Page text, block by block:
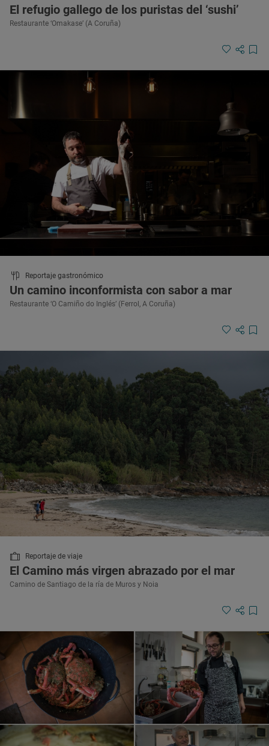
El refugio gallego de los puristas del ‘sushi’
Restaurante ‘Omakase’ (A Coruña)
Reportaje gastronómico
Un camino inconformista con sabor a mar
Restaurante ‘O Camiño do Inglés’ (Ferrol, A Coruña)
Reportaje de viaje
El Camino más virgen abrazado por el mar
Camino de Santiago de la ría de Muros y Noia